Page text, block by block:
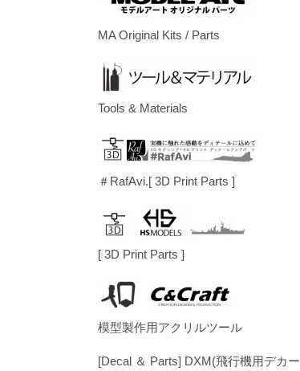
MA Original Kits / Parts
Tools & Materials
＃RafAvi.[ 3D Print Parts ]
[ 3D Print Parts ]
模型製作用アクリルツール
[Decal ＆ Parts] DXM(飛行機用デカー